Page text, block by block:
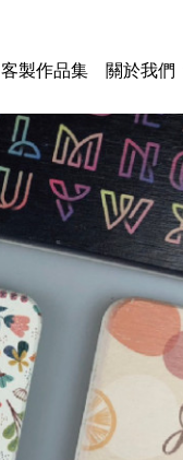
客製作品集 關於我們